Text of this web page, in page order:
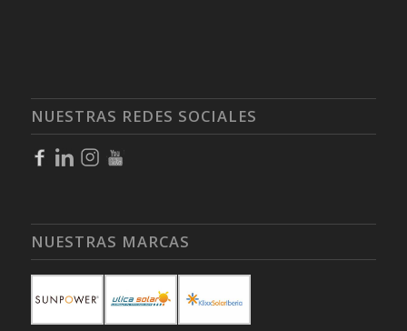
NUESTRAS REDES SOCIALES
NUESTRAS MARCAS